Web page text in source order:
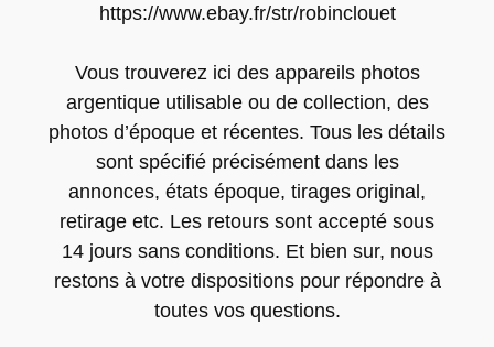
t
https://www.ebay.fr/str/robinclouet
Vous trouverez ici des appareils photos
argentique utilisable ou de collection, des
photos d’époque et récentes. Tous les détails
sont spécifié précisément dans les
annonces, états époque, tirages original,
retirage etc. Les retours sont accepté sous
14 jours sans conditions. Et bien sur, nous
restons à votre dispositions pour répondre à
toutes vos questions.